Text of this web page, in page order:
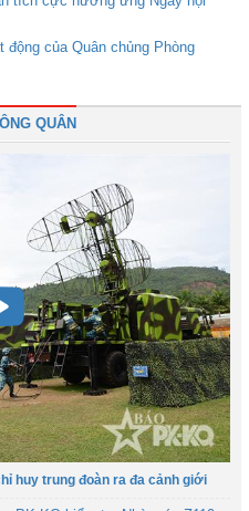
động của Quân chủng Phòng
QUÂN
huy trung đoàn ra đa cảnh giới